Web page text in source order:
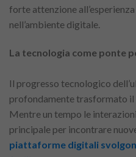
forte attenzione
nell’ambiente digitale.
La tecnologia come ponte
Il progresso tecnologico
profondamente trasformato il
Mentre un tempo le
principale per incontrare
piattaforme digitali